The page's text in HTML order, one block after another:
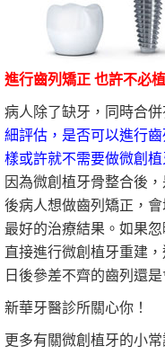
進行齒列矯正 也許不必
病人除了缺牙，同時合
細評估，是否可以進行
樣或許就不需要做微創
因為微創植牙骨整合後
後病人想做齒列矯正，
最好的治療結果。如果
直接進行微創植牙重建
日後參差不齊的齒列還
新華牙醫診所關心你！
更多有關微創植牙的小